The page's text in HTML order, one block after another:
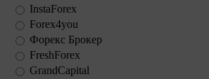
InstaForex
Forex4you
Форекс Брокер
FreshForex
GrandCapital